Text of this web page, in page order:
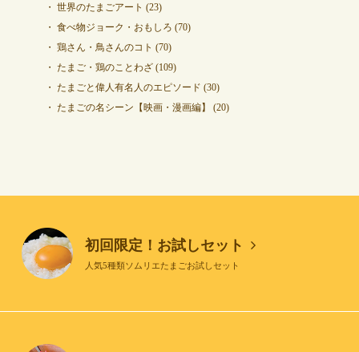
世界のたまごアート (23)
食べ物ジョーク・おもしろ (70)
鶏さん・鳥さんのコト (70)
たまご・鶏のことわざ(109)
たまごと偉人有名人のエピソード (30)
たまごの名シーン【映画・漫画編】
(20)
初回限定！お試しセット
人気5種類ソムリエたまごお試しセット